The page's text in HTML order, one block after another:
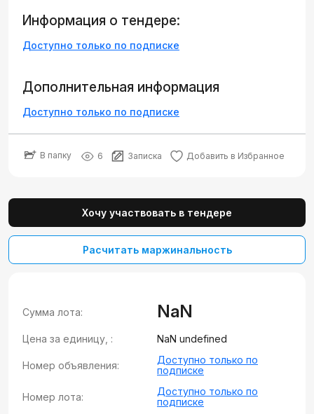
Информация о тендере:
Доступно только по подписке
Дополнительная информация
Доступно только по подписке
В папку 6 Записка Добавить в Избранное
Хочу участвовать в тендере
Расчитать маржинальность
Сумма лота: NaN
Цена за единицу, : NaN undefined
Номер объявления:
Доступно только по
подписке
Номер лота:
Доступно только по
подписке